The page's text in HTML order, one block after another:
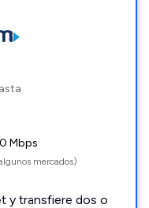
Mbps
mercados)
y transfiere dos o